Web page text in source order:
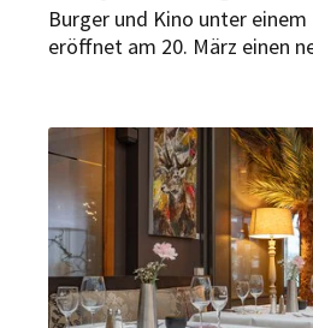
Burger und Kino unter einem
eröffnet am 20. März einen